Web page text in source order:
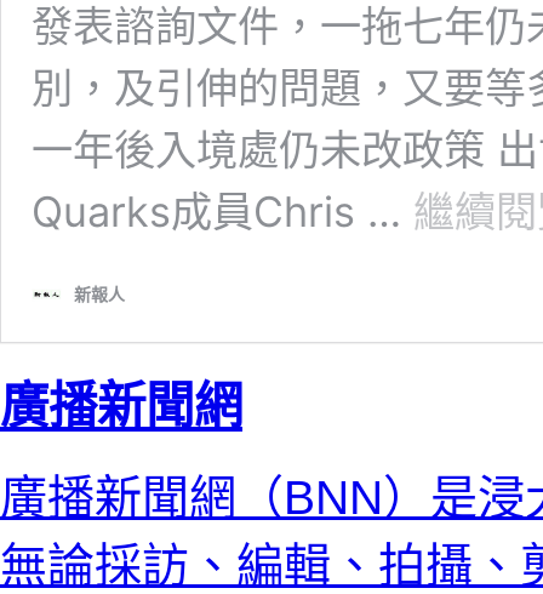
發表諮詢文件，一拖七年
別，及引伸的問題，又要
一年後入境處仍未改政策
Quarks成員Chris … 繼續
新報人
廣播新聞網
廣播新聞網（BNN）是
無論採訪、編輯、拍攝、